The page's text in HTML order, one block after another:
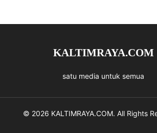
KALTIMRAYA.COM
satu media untuk semua
© 2026 KALTIMRAYA.COM. All Rights